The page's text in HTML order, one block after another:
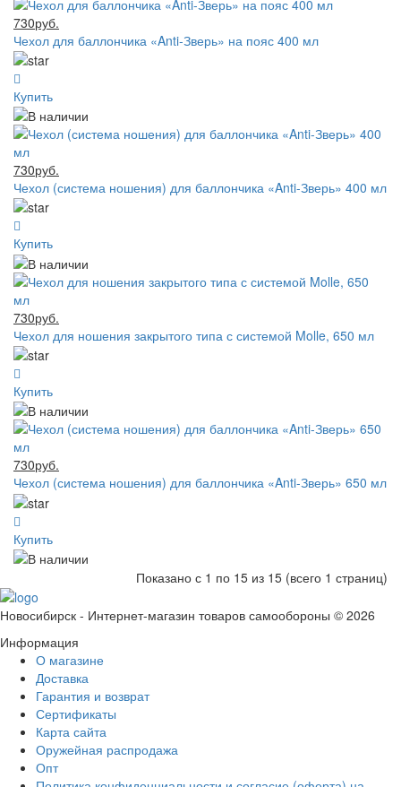
730руб.
Чехол для баллончика «Anti-Зверь» на пояс 400 мл
Купить
730руб.
Чехол (система ношения) для баллончика «Anti-Зверь» 400 мл
Купить
730руб.
Чехол для ношения закрытого типа с системой Molle, 650 мл
Купить
730руб.
Чехол (система ношения) для баллончика «Anti-Зверь» 650 мл
Купить
Показано с 1 по 15 из 15 (всего 1 страниц)
Новосибирск - Интернет-магазин товаров самообороны © 2026
Информация
О магазине
Доставка
Гарантия и возврат
Сертификаты
Карта сайта
Оружейная распродажа
Опт